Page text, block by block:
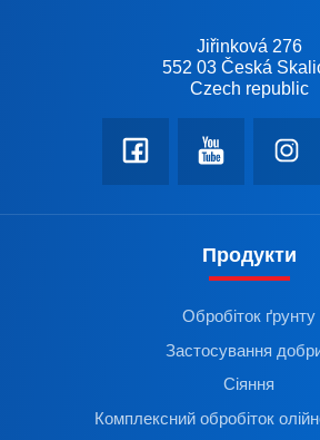
Jiřinková 276
552 03 Česká
Czech republic
Продукти
Обробіток ґрунту
Застосування
Сіяння
Комплексний обробіток